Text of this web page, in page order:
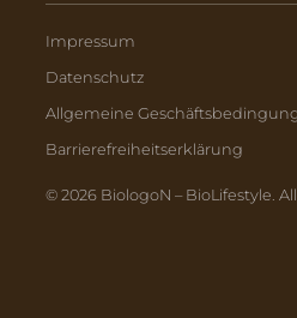
Impressum
Datenschutz
Allgemeine
Barrierefreiheitserklärung
© 2026 BiologoN – BioLifestyle.